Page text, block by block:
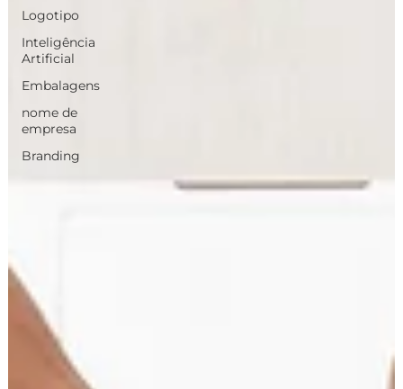
Logotipo
Inteligência
Artificial
Embalagens
nome de
empresa
Branding